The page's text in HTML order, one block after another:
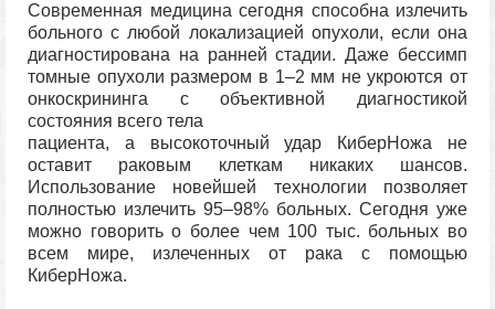
Современная медицина сегодня способна излечить
больного с любой локализацией опухоли, если она
диагностирована на ранней стадии. Даже бессимп
томные опухоли размером в 1–2 мм не укроются от
онкоскрининга с объективной диагностикой
состояния всего тела
пациента, а высокоточный удар КиберНожа не
оставит раковым клеткам никаких шансов.
Использование новейшей технологии позволяет
полностью излечить 95–98% больных. Сегодня уже
можно говорить о более чем 100 тыс. больных во
всем мире, излеченных от рака с помощью
КиберНожа.